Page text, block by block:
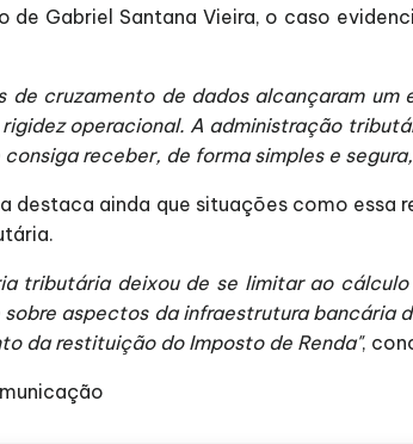
de Gabriel Santana Vieira, o caso
de cruzamento de dados alcançaram
operacional. A administração
receber, de forma simples e
destaca ainda que situações como essa
tributária deixou de se limitar ao
aspectos da infraestrutura bancária
da restituição do Imposto de Renda",